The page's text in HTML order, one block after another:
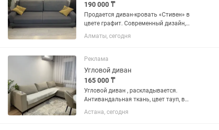
190 000 ₸
Продается диван-кровать «Стивен» в
цвете графит. Современный дизайн,
удобная посадка и надежный
механизм «еврокнижка» делают его
Алматы, сегодня
Реклама
Угловой диван
165 000 ₸
Угловой диван , раскладывается.
Антивандальная ткань, цвет тауп, в
идеальном состоянии.
Астана, сегодня